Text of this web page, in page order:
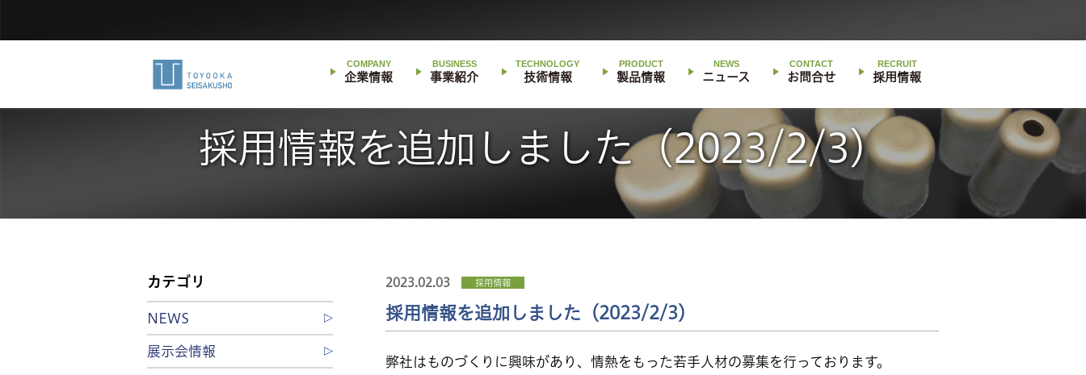
COMPANY
企業情報
BUSINESS
事業紹介
TECHNOLOGY
技術情報
PRODUCT
製品情報
NEWS
ニュース
CONTACT
お問合せ
RECRUIT
採用情報
採用情報を追加しました（2023/2/3）
2023.02.03 採用情報
採用情報を追加しました（2023/2/3）
弊社はものづくりに興味があり、情熱をもった若手人材の募集を行っております。
カテゴリ
NEWS
展示会情報